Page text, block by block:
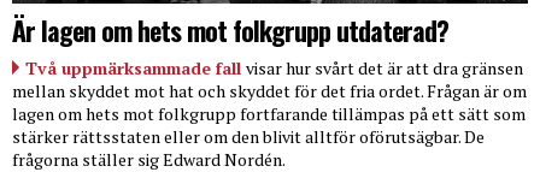
Är lagen om hets mot folkgrupp utdaterad?
Två uppmärksammade fall visar hur svårt det är att dra gränsen
mellan skyddet mot hat och skyddet för det fria ordet. Frågan är om
lagen om hets mot folkgrupp fortfarande tillämpas på ett sätt som
stärker rättsstaten eller om den blivit alltför oförutsägbar. De
frågorna ställer sig Edward Nordén.